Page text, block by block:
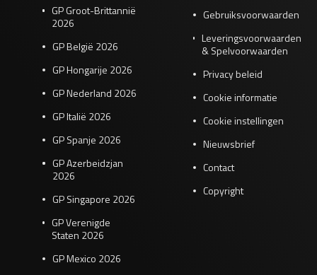
GP Groot-Brittannië
2026
GP België 2026
GP Hongarije 2026
GP Nederland 2026
GP Italië 2026
GP Spanje 2026
GP Azerbeidzjan
2026
GP Singapore 2026
GP Verenigde
Staten 2026
GP Mexico 2026
Gebruiksvoorwaarden
Leveringsvoorwaarden
& Spelvoorwaarden
Privacy beleid
Cookie informatie
Cookie instellingen
Nieuwsbrief
Contact
Copyright